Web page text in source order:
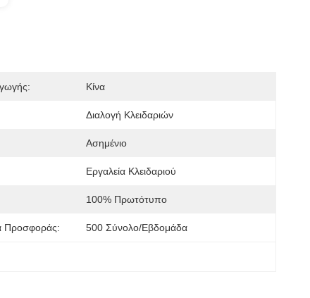
Κίνα
Διαλογή Κλειδαριών
Ασημένιο
Εργαλεία Κλειδαριού
100% Πρωτότυπο
Προσφοράς: 500 Σύνολο/εβδομάδα